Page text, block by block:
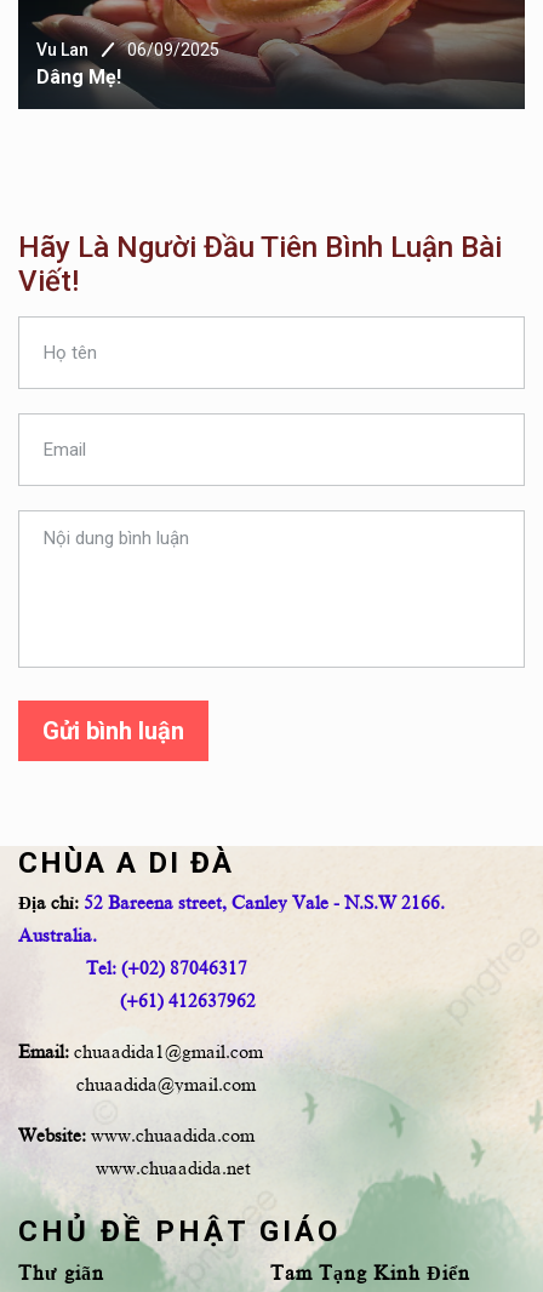
Vu Lan 06/09/2025
Dâng Mẹ!
Hãy Là Người Đầu Tiên Bình Luận Bài
Viết!
Gửi bình luận
CHÙA A DI ĐÀ
Địa chỉ: 52 Bareena street, Canley Vale - N.S.W 2166.
Australia.
Tel: (+02) 87046317
(+61) 412637962
Email: chuaadida1@gmail.com
chuaadida@ymail.com
Website: www.chuaadida.com
www.chuaadida.net
CHỦ ĐỀ PHẬT GIÁO
Thư giãn Tam Tạng Kinh Điển